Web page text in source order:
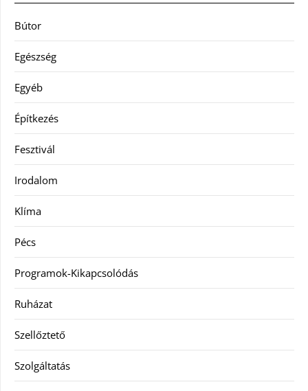
Bútor
Egészség
Egyéb
Építkezés
Fesztivál
Irodalom
Klíma
Pécs
Programok-Kikapcsolódás
Ruházat
Szellőztető
Szolgáltatás